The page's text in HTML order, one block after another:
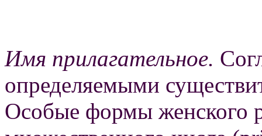
Имя прилагательное.
определяемыми
Особые формы женского